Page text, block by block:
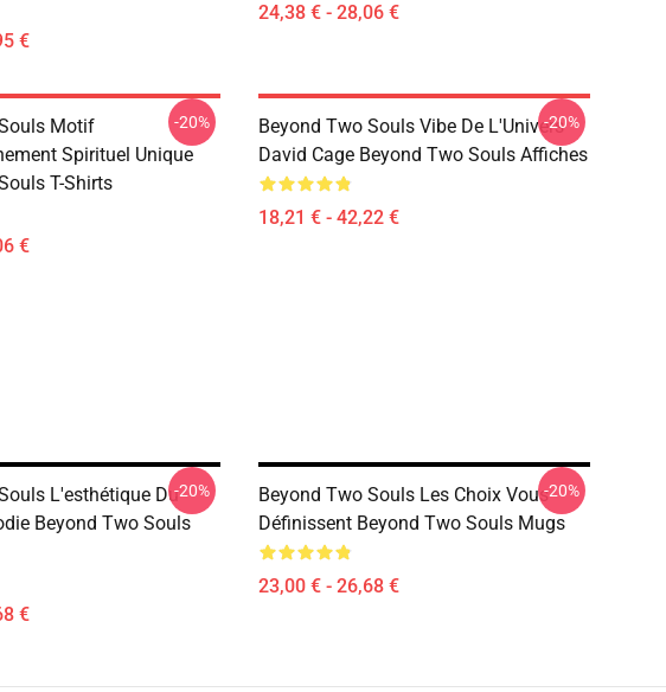
€
24,38 € - 28,06 €
Motif
Spirituel Unique
T-Shirts
€
-20%
Beyond Two Souls Vibe De L'Univers
David Cage Beyond Two Souls Affiches
18,21 € - 42,22 €
-20%
L'esthétique Du
Beyond Two Souls
€
-20%
Beyond Two Souls Les Choix Vous
Définissent Beyond Two Souls Mugs
23,00 € - 26,68 €
-20%